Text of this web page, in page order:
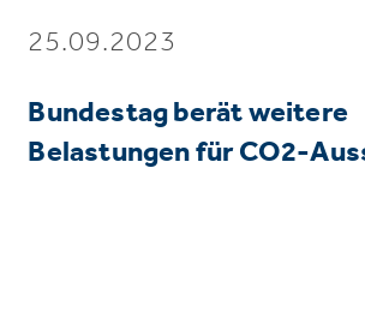
25.09.2023
Bundestag berät weitere
Belastungen für CO2-